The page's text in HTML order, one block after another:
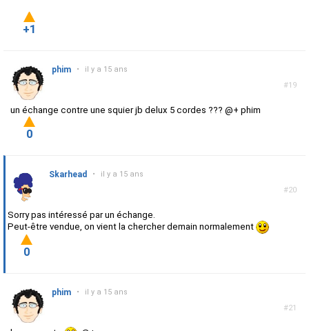
+1
#19
phim • il y a 15 ans
un échange contre une squier jb delux 5 cordes ??? @+ phim
0
#20
Skarhead • il y a 15 ans
Sorry pas intéressé par un échange.
Peut-être vendue, on vient la chercher demain normalement
0
#21
phim • il y a 15 ans